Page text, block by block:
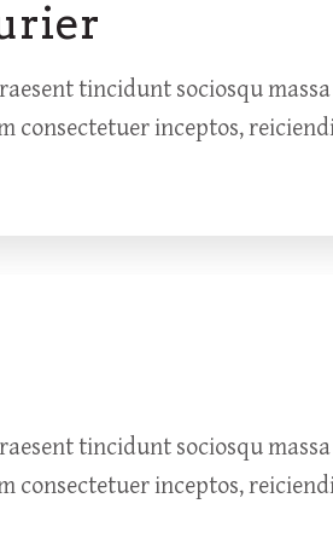
tincidunt sociosqu
inceptos,
tincidunt sociosqu
inceptos,